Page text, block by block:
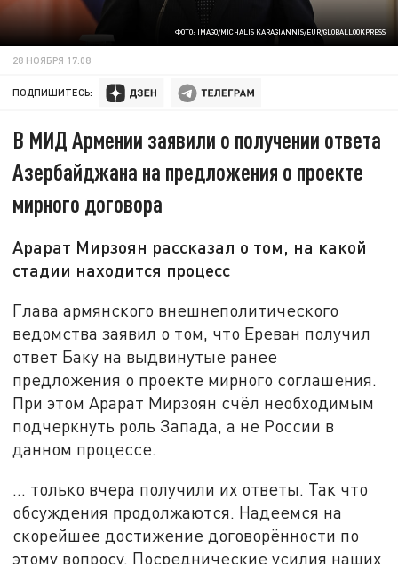
ФОТО: IMAGO/MICHALIS KARAGIANNIS/EUR/GLOBALLOOKPRESS
28 НОЯБРЯ 17:08
ПОДПИШИТЕСЬ:
В МИД Армении заявили о получении ответа
Азербайджана на предложения о проекте
мирного договора
Арарат Мирзоян рассказал о том, на какой
стадии находится процесс
Глава армянского внешнеполитического
ведомства заявил о том, что Ереван получил
ответ Баку на выдвинутые ранее
предложения о проекте мирного соглашения.
При этом Арарат Мирзоян счёл необходимым
подчеркнуть роль Запада, а не России в
данном процессе.
… только вчера получили их ответы. Так что
обсуждения продолжаются. Надеемся на
скорейшее достижение договорённости по
этому вопросу. Посреднические усилия наших